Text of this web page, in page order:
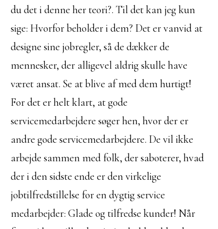
du det i denne her teori?. Til det kan jeg kun
sige: Hvorfor beholder i dem? Det er vanvid at
designe sine jobregler, så de dækker de
mennesker, der alligevel aldrig skulle have
været ansat. Se at blive af med dem hurtigt!
For det er helt klart, at gode
servicemedarbejdere søger hen, hvor der er
andre gode servicemedarbejdere. De vil ikke
arbejde sammen med folk, der saboterer, hvad
der i den sidste ende er den virkelige
jobtilfredstillelse for en dygtig service
medarbejder: Glade og tilfredse kunder! Når